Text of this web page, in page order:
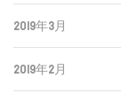
2019年3月
2019年2月